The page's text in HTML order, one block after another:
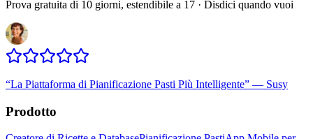
Prova gratuita di 10 giorni, estendibile a 17 · Disdici quando vuoi
“La Piattaforma di Pianificazione Pasti Più Intelligente” — Susy
Prodotto